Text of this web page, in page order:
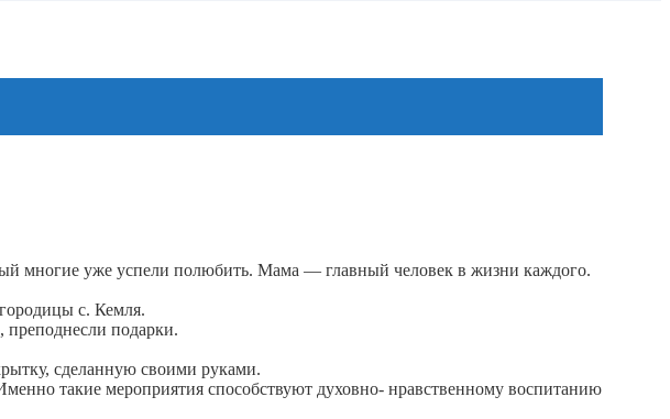
многие уже успели полюбить. Мама — главный человек в жизни каждого.
с. Кемля.
преподнесли подарки.
сделанную своими руками.
такие мероприятия способствуют духовно- нравственному воспитанию